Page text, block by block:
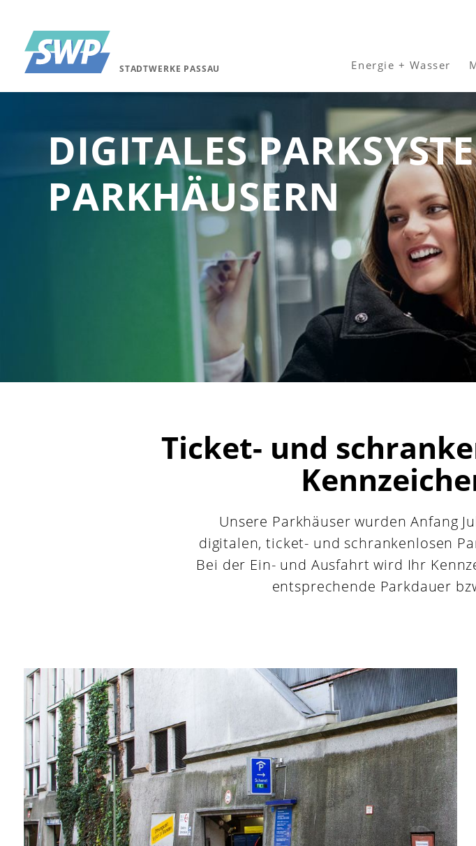
STADTWERKE PASSAU Energie + Wasser
DIGITALES
PARKHÄUSERN
Ticket- und
Unsere Parkhäuser wurden Anfang
digitalen, ticket- und schrankenlosen
Bei der Ein- und Ausfahrt wird Ihr
entsprechende Parkdauer